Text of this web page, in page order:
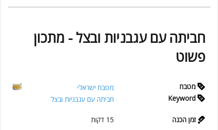
חביתה עם עגבניות ובצל - מתכון
פשוט
מטבח
מטבח ישראלי
Keyword
חביתה עם עגבניות ובצל
זמן הכנה 15 דקות